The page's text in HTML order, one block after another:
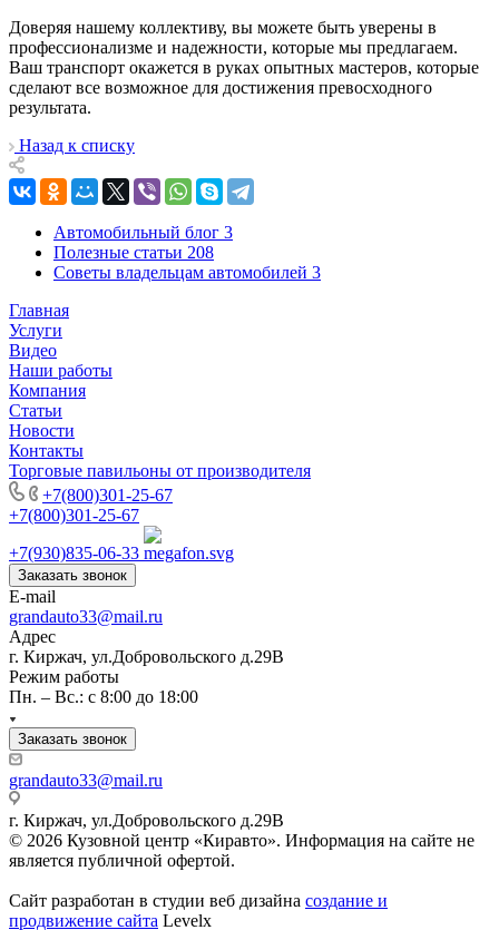
Доверяя нашему коллективу, вы можете быть уверены в
профессионализме и надежности, которые мы предлагаем.
Ваш транспорт окажется в руках опытных мастеров, которые
сделают все возможное для достижения превосходного
результата.
Назад к списку
Автомобильный блог 3
Полезные статьи 208
Советы владельцам автомобилей 3
Главная
Услуги
Видео
Наши работы
Компания
Статьи
Новости
Контакты
Торговые павильоны от производителя
+7(800)301-25-67
+7(800)301-25-67
+7(930)835-06-33
Заказать звонок
E-mail
grandauto33@mail.ru
Адрес
г. Киржач, ул.Добровольского д.29В
Режим работы
Пн. – Вс.: с 8:00 до 18:00
Заказать звонок
grandauto33@mail.ru
г. Киржач, ул.Добровольского д.29В
© 2026 Кузовной центр «Киравто». Информация на сайте не
является публичной офертой.
Сайт разработан в студии веб дизайна создание и
продвижение сайта Levelx